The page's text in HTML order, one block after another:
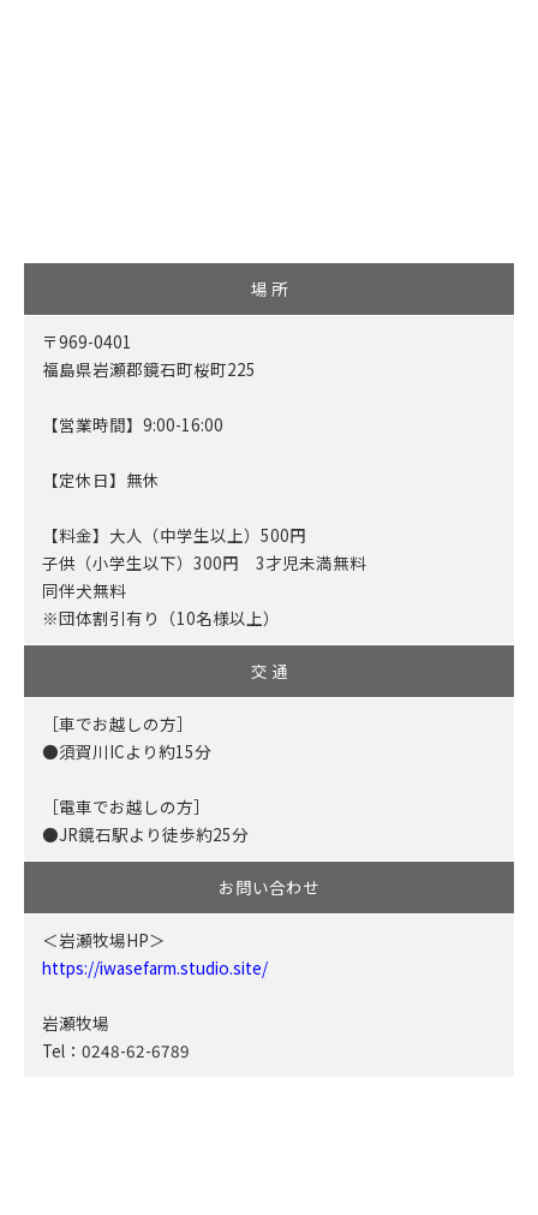
場 所
〒969-0401
福島県岩瀬郡鏡石町桜町225
【営業時間】9:00-16:00
【定休日】無休
【料金】大人（中学生以上）500円
子供（小学生以下）300円 3才児未満無料
同伴犬無料
※団体割引有り（10名様以上）
交 通
［車でお越しの方］
●須賀川ICより約15分
［電車でお越しの方］
●JR鏡石駅より徒歩約25分
お問い合わせ
＜岩瀬牧場HP＞
https://iwasefarm.studio.site/
岩瀬牧場
Tel：0248-62-6789